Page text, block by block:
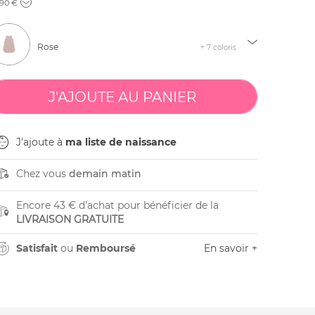
€
Rose + 7 coloris
J'ajoute à ma liste de naissance
Chez vous demain matin
Encore 43 € d'achat pour bénéficier de la
LIVRAISON GRATUITE
Satisfaitou Remboursé En savoir +